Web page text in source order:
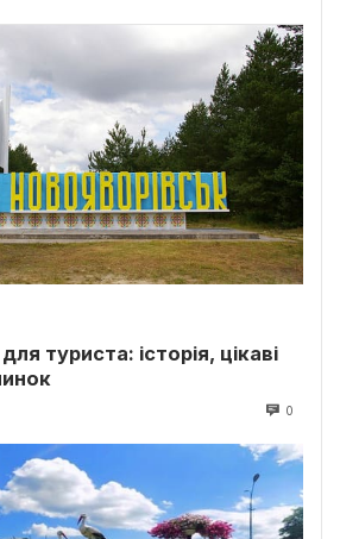
туриста: історія, цікаві
0